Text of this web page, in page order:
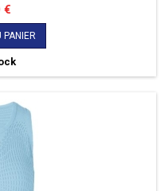
fossiles et à forte empreinte
place à des fibres
actives remarquables.
€
PANIER